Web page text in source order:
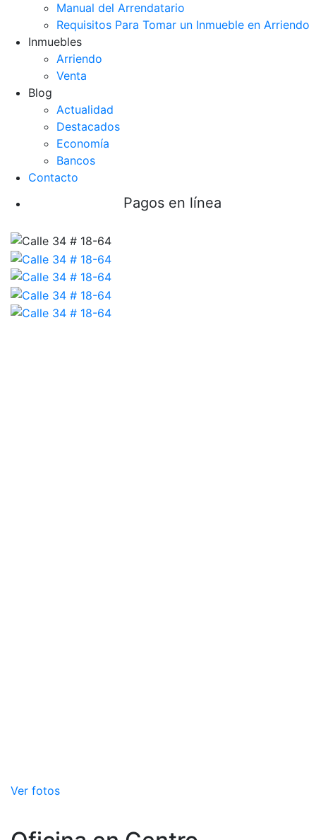
Manual del Arrendatario
Requisitos Para Tomar un Inmueble en Arriendo
Inmuebles
Arriendo
Venta
Blog
Actualidad
Destacados
Economía
Bancos
Contacto
Pagos en línea
Ver fotos